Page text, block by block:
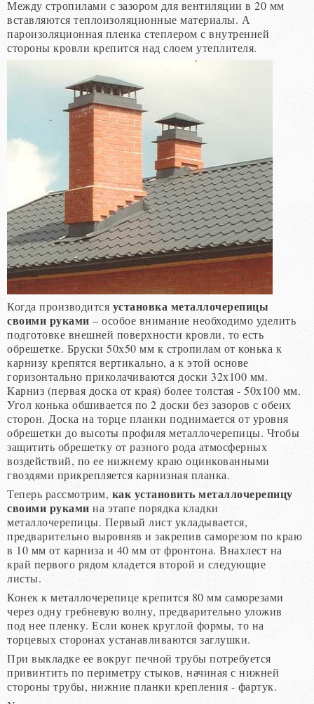
Между стропилами с зазором для вентиляции в 20 мм
вставляются теплоизоляционные материалы. А
пароизоляционная пленка степлером с внутренней
стороны кровли крепится над слоем утеплителя.
Когда производится установка металлочерепицы
своими руками – особое внимание необходимо уделить
подготовке внешней поверхности кровли, то есть
обрешетке. Бруски 50х50 мм к стропилам от конька к
карнизу крепятся вертикально, а к этой основе
горизонтально приколачиваются доски 32х100 мм.
Карниз (первая доска от края) более толстая - 50х100 мм.
Угол конька обшивается по 2 доски без зазоров с обеих
сторон. Доска на торце планки поднимается от уровня
обрешетки до высоты профиля металлочерепицы. Чтобы
защитить обрешетку от разного рода атмосферных
воздействий, по ее нижнему краю оцинкованными
гвоздями прикрепляется карнизная планка.
Теперь рассмотрим, как установить металлочерепицу
своими руками на этапе порядка кладки
металлочерепицы. Первый лист укладывается,
предварительно выровняв и закрепив саморезом по краю
в 10 мм от карниза и 40 мм от фронтона. Внахлест на
край первого рядом кладется второй и следующие
листы.
Конек к металлочерепице крепится 80 мм саморезами
через одну гребневую волну, предварительно уложив
под нее пленку. Если конек круглой формы, то на
торцевых сторонах устанавливаются заглушки.
При выкладке ее вокруг печной трубы потребуется
привинтить по периметру стыков, начиная с нижней
стороны трубы, нижние планки крепления - фартук.